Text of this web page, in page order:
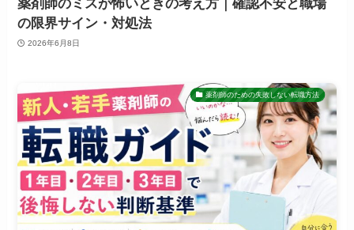
薬剤師のミスが怖いときの考え方｜確認不安と職場
の限界サイン・対処法
2026年6月8日
薬剤師のための失敗しない転職方法